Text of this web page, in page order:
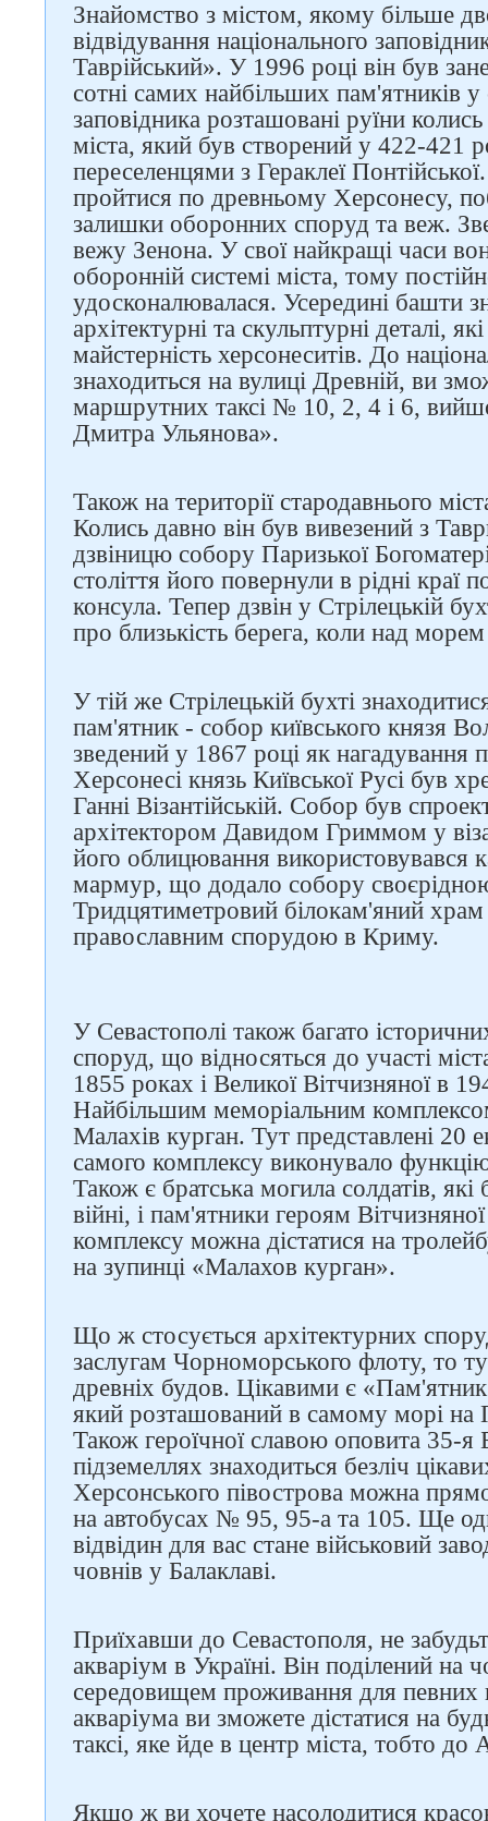
Знайомство з містом, якому більше
відвідування національного
Таврійський». У 1996 році він був
сотні самих найбільших пам'ятників у
заповідника розташовані руїни
міста, який був створений у 422-421
переселенцями з Гераклеї
пройтися по древньому Херсонесу,
залишки оборонних споруд та веж.
вежу Зенона. У свої найкращі часи
оборонній системі міста, тому
удосконалювалася. Усередині башти
архітектурні та скульптурні деталі,
майстерність херсонеситів. До
знаходиться на вулиці Древній, ви
маршрутних таксі № 10, 2, 4 і 6,
Дмитра Ульянова».
Також на території стародавнього
Колись давно він був вивезений з
дзвіницю собору Паризької
століття його повернули в рідні краї
консула. Тепер дзвін у Стрілецькій
про близькість берега, коли над
У тій же Стрілецькій бухті
пам'ятник - собор київського князя
зведений у 1867 році як нагадування
Херсонесі князь Київської Русі був
Ганні Візантійській. Собор був
архітектором Давидом Гриммом у
його облицювання використовувався
мармур, що додало собору
Тридцятиметровий білокам'яний
православним спорудою в Криму.
У Севастополі також багато
споруд, що відносяться до участі
1855 роках і Великої Вітчизняної в
Найбільшим меморіальним
Малахів курган. Тут представлені 20
самого комплексу виконувало
Також є братська могила солдатів,
війні, і пам'ятники героям
комплексу можна дістатися на
на зупинці «Малахов курган».
Що ж стосується архітектурних
заслугам Чорноморського флоту, то
древніх будов. Цікавими є
який розташований в самому морі на
Також героїчної славою оповита 35-я
підземеллях знаходиться безліч
Херсонського півострова можна
на автобусах № 95, 95-а та 105. Ще
відвідин для вас стане військовий
човнів у Балаклаві.
Приїхавши до Севастополя, не
акваріум в Україні. Він поділений на
середовищем проживання для певних
акваріума ви зможете дістатися на
таксі, яке йде в центр міста, тобто до
Якщо ж ви хочете насолодитися
Слідкуйте за нами в
соцмережах